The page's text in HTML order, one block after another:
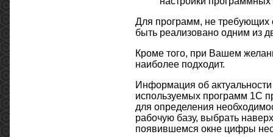
Для программ, не требующих
быть реализовано одним из
Кроме того, при Вашем
наиболее подходит.
Информация об
используемых программ 1С
для определения
рабочую базу, выбрать
появившемся окне цифры